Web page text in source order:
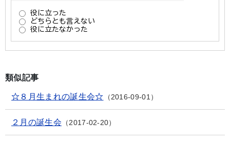
類似記事
☆８月生まれの誕生会☆ 2016-09-01
２月の誕生会 2017-02-20